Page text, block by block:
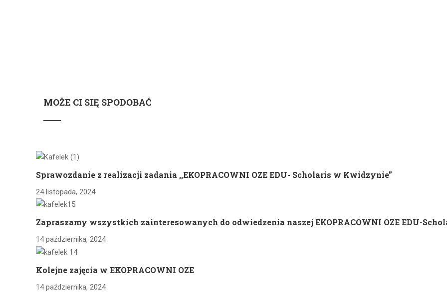
MOŻE CI SIĘ SPODOBAĆ
Sprawozdanie z realizacji zadania ,,EKOPRACOWNI OZE EDU- Scholaris w Kwidzynie”
24 listopada, 2024
Zapraszamy wszystkich zainteresowanych do odwiedzenia naszej EKOPRACOWNI OZE EDU-
14 października, 2024
Kolejne zajęcia w EKOPRACOWNI OZE
14 października, 2024